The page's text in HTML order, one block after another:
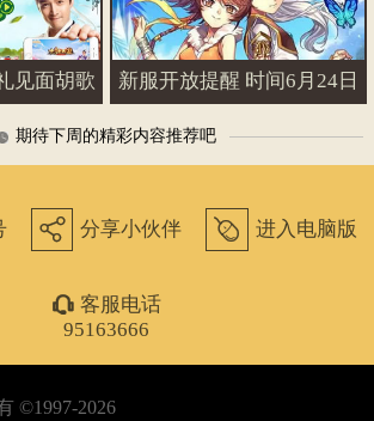
见面胡歌 新服开放提醒 时间6月24日
期待下周的精彩内容推荐吧
򰀂 分享小伙伴 򰀄 进入电脑版
򰀃 客服电话
95163666
©1997-2026